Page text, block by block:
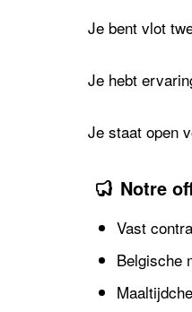
Je bent vlot
Je hebt
Je staat open
Notre
Vast
Belgische